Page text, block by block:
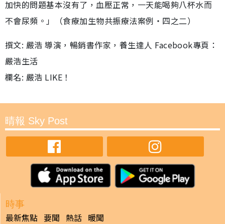
加快的問題基本沒有了，血壓正常，一天能喝夠八杯水而
不會尿頻。」（食療加生物共振療法案例‧四之二）
撰文: 嚴浩 導演，暢銷書作家，養生達人 Facebook專頁：
嚴浩生活
欄名: 嚴浩 LIKE！
晴報 Sky Post
時事
最新焦點 要聞 熱話 暖聞